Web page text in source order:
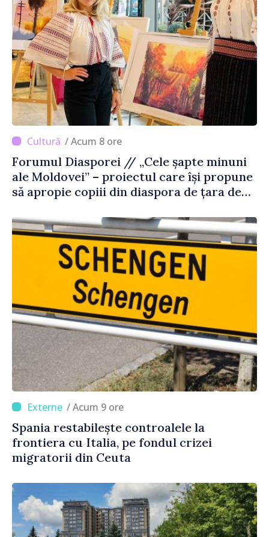
/ Acum 8 ore
Forumul Diasporei // „Cele șapte minuni
ale Moldovei” – proiectul care își propune
să apropie copiii din diaspora de țara de
/ Acum 9 ore
Spania restabilește controalele la
frontiera cu Italia, pe fondul crizei
migratorii din Ceuta